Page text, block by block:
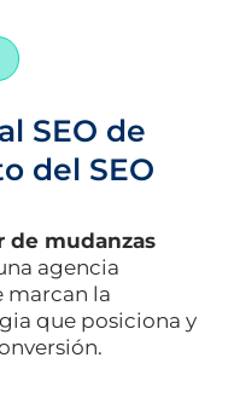
SEO de
del SEO
de mudanzas
agencia
marcan la
que posiciona y